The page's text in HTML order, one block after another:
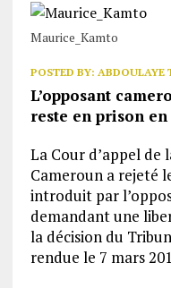
Maurice_Kamto
POSTED BY: ABDOULAYE
L’opposant
reste en prison
La Cour d’appel de
Cameroun a rejeté
introduit par
demandant une
la décision du
rendue le 7 mars